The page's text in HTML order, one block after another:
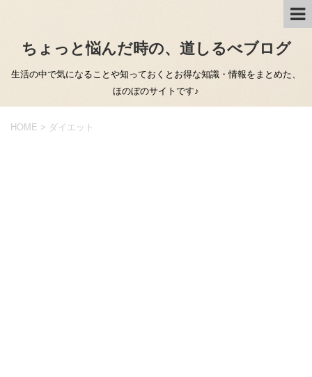
ちょっと悩んだ時の、道しるべブログ
生活の中で気になることや知っておくとお得な知識・情報をまとめた、
ほのぼのサイトです♪
HOME > ダイエット